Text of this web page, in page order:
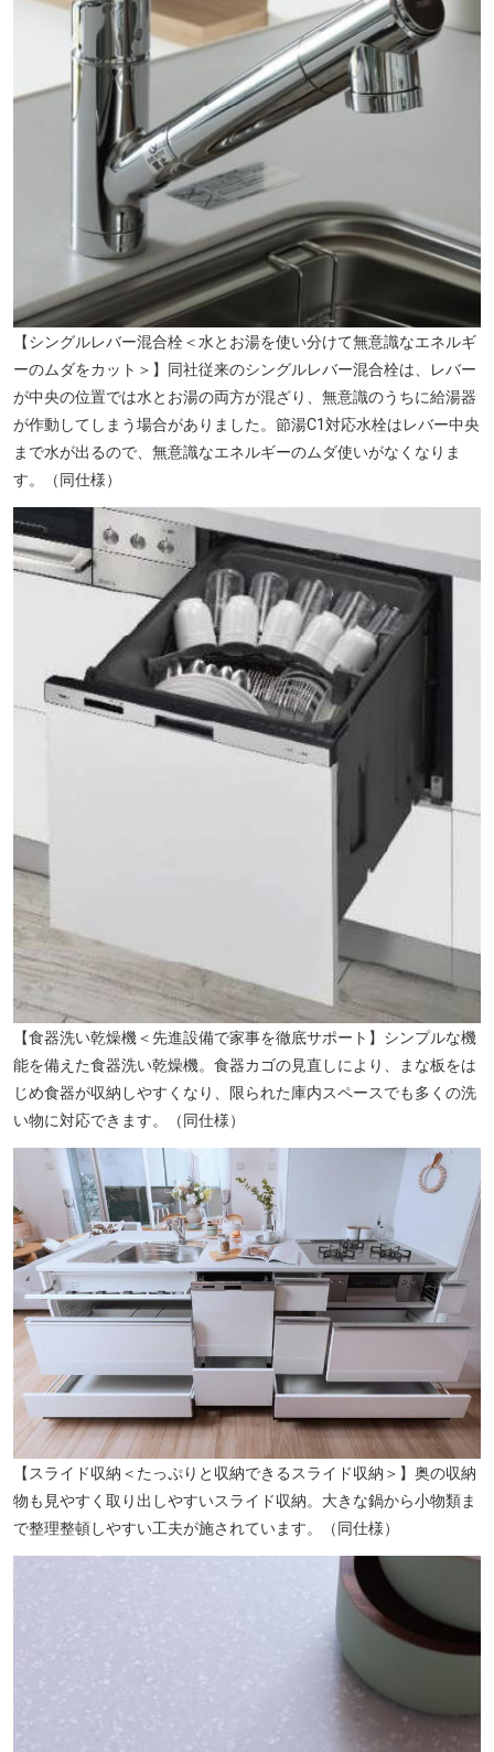
大分銀行 南支店（徒歩11分／約860m）
大分永興郵便局（徒歩8分／約610m）
【シングルレバー混合栓＜水とお湯を使い分けて無意識なエネルギ
ーのムダをカット＞】同社従来のシングルレバー混合栓は、レバー
が中央の位置では水とお湯の両方が混ざり、無意識のうちに給湯器
が作動してしまう場合がありました。節湯C1対応水栓はレバー中央
まで水が出るので、無意識なエネルギーのムダ使いがなくなりま
す。（同仕様）
【食器洗い乾燥機＜先進設備で家事を徹底サポート】シンプルな機
能を備えた食器洗い乾燥機。食器カゴの見直しにより、まな板をは
じめ食器が収納しやすくなり、限られた庫内スペースでも多くの洗
い物に対応できます。（同仕様）
【スライド収納＜たっぷりと収納できるスライド収納＞】奥の収納
物も見やすく取り出しやすいスライド収納。大きな鍋から小物類ま
で整理整頓しやすい工夫が施されています。（同仕様）